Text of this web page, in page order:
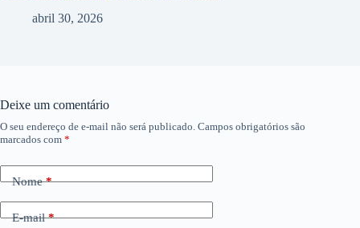
abril 30, 2026
Deixe um comentário
O seu endereço de e-mail não será publicado. Campos obrigatórios são
marcados com *
Nome*
E-mail*